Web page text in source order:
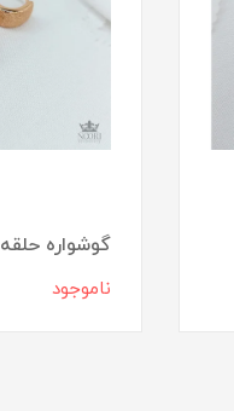
گوشواره
ناموجود